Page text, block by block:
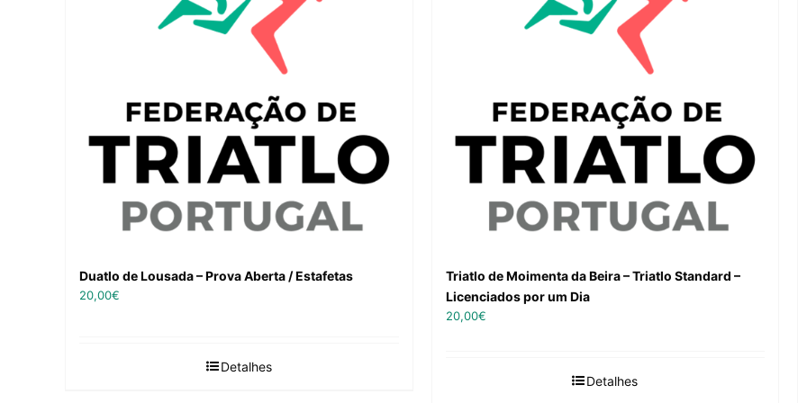
Duatlo de Lousada – Prova Aberta / Estafetas
20,00€
Detalhes
Triatlo de Moimenta da Beira – Triatlo Standard –
Licenciados por um Dia
20,00€
Detalhes